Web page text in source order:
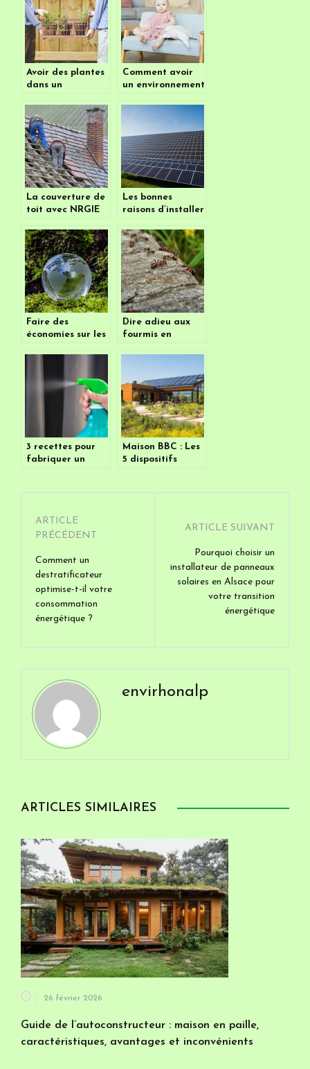
Avoir des plantes
dans un
c’est possible ?
Comment avoir
un environnement
La couverture de
toit avec NRGIE
Les bonnes
raisons d’installer
photovoltaïque
Faire des
économies sur les
Dire adieu aux
fourmis en
3 recettes pour
fabriquer un
Maison BBC : Les
5 dispositifs
ARTICLE
PRÉCÉDENT
Comment un
destratificateur
optimise-t-il votre
consommation
énergétique ?
ARTICLE SUIVANT
Pourquoi choisir un
installateur de panneaux
solaires en Alsace pour
votre transition
énergétique
envirhonalp
ARTICLES SIMILAIRES
26 février 2026
Guide de l’autoconstructeur : maison en paille,
caractéristiques, avantages et inconvénients